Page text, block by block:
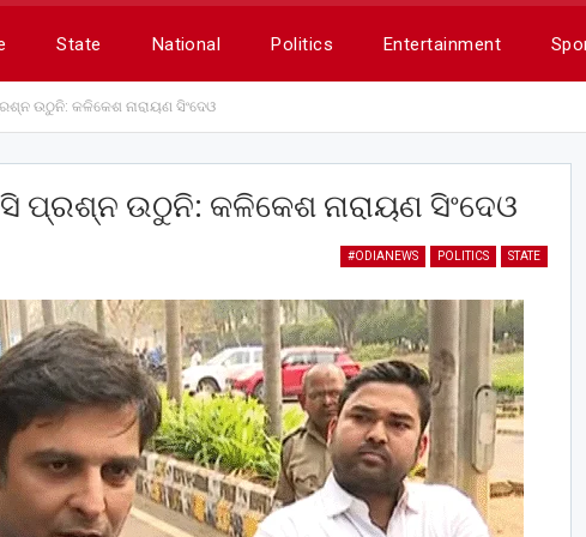
State National Politics Entertainment
ଉଠୁନି: କଳିକେଶ ନାରାୟଣ ସିଂଦେଓ
ଉଠୁନି: କଳିକେଶ ନାରାୟଣ ସିଂଦେଓ
#ODIANEWS POLITICS STATE